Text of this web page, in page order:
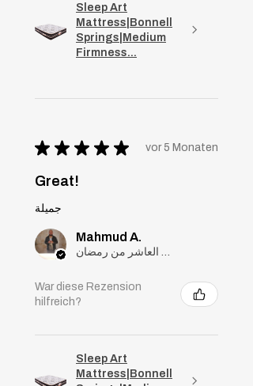
Sleep Art
Mattress|Bonnell
Springs|Medium
Firmness...
★ ★ ★ ★ ★ vor 5 Monaten
Great!
جميلة
Mahmud A.
War diese Rezension
hilfreich?
Sleep Art
Mattress|Bonnell